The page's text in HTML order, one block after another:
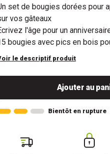
set de bougies dorées pour
vos gâteaux
l'âge pour un
bougies avec pics en bois
le descriptif produit
Ajouter au
Bientôt en rupture